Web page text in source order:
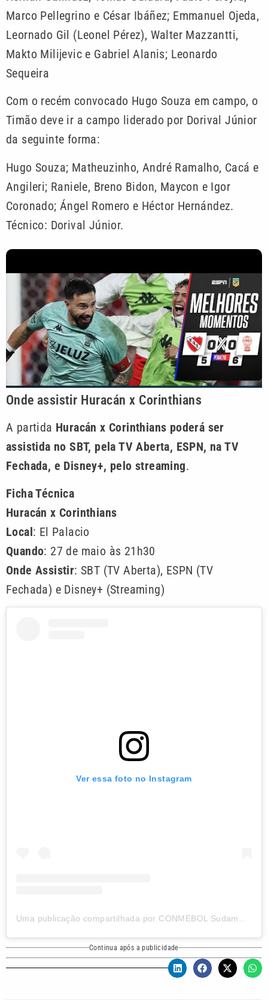
Marco Pellegrino e César Ibáñez; Emmanuel Ojeda,
Leornado Gil (Leonel Pérez), Walter Mazzantti,
Makto Milijevic e Gabriel Alanis; Leonardo
Sequeira
Com o recém convocado Hugo Souza em campo, o
Timão deve ir a campo liderado por Dorival Júnior
da seguinte forma:
Hugo Souza; Matheuzinho, André Ramalho, Cacá e
Angileri; Raniele, Breno Bidon, Maycon e Igor
Coronado; Ángel Romero e Héctor Hernández.
Técnico: Dorival Júnior.
Onde assistir Huracán x Corinthians
A partida Huracán x Corinthians poderá ser
assistida no SBT, pela TV Aberta, ESPN, na TV
Fechada, e Disney+, pelo streaming.
Ficha Técnica
Huracán x Corinthians
Local: El Palacio
Quando: 27 de maio às 21h30
Onde Assistir: SBT (TV Aberta), ESPN (TV
Fechada) e Disney+ (Streaming)
Ver essa foto no Instagram
Continua após a publicidade